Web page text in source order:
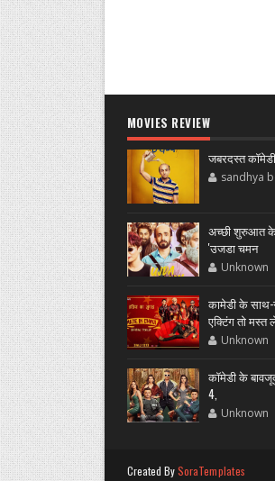
MOVIES REVIEW
जबरदस्त
sandhya
अच्छी शुरुआत के
'उजडा चमन
Unknown
कामेडी के
एक्टिंग तो मस्त
Unknown
कॉमेडी के
4,
Unknown
Created BySoraTemplates